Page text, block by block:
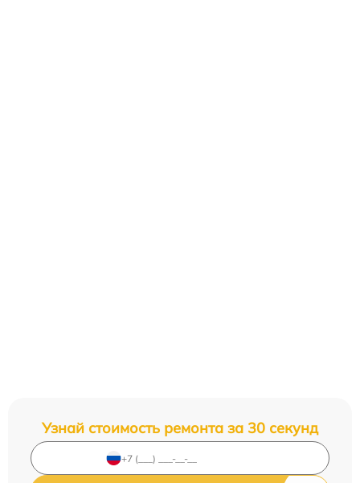
Узнай стоимость ремонта за 30 секунд